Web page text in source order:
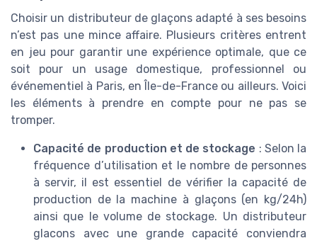
Choisir un distributeur de glaçons adapté à ses besoins
n’est pas une mince affaire. Plusieurs critères entrent
en jeu pour garantir une expérience optimale, que ce
soit pour un usage domestique, professionnel ou
événementiel à Paris, en Île-de-France ou ailleurs. Voici
les éléments à prendre en compte pour ne pas se
tromper.
Capacité de production et de stockage : Selon la
fréquence d’utilisation et le nombre de personnes
à servir, il est essentiel de vérifier la capacité de
production de la machine à glaçons (en kg/24h)
ainsi que le volume de stockage. Un distributeur
glacons avec une grande capacité conviendra